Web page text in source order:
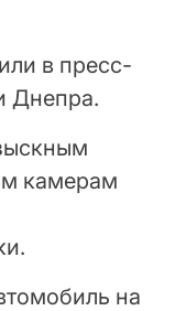
в пресс-
Днепра.
камерам
на